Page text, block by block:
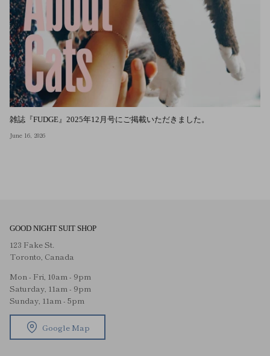
雑誌『FUDGE』2025年12月号にご掲載いただきました。
June 16, 2026
GOOD NIGHT SUIT SHOP
123 Fake St.
Toronto, Canada
Mon - Fri, 10am - 9pm
Saturday, 11am - 9pm
Sunday, 11am - 5pm
Google Map